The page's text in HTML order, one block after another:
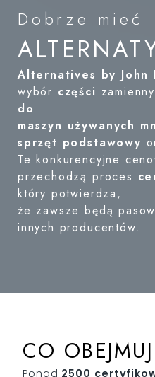
Dobrze mieć
Alternatives by John
wybór części
do
maszyn używanych
sprzęt podstawowy
Te konkurencyjne
przechodzą proces
który potwierdza,
że zawsze będą
innych producentów.
CO
Ponad 2500